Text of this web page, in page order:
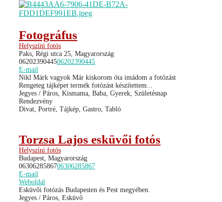
Fotográfus
Helyszíni fotós
Paks, Régi utca 25, Magyarország
0620239044506202390445
E-mail
Nikl Márk vagyok Már kiskorom óta imádom a fotózást
Rengeteg tájképet termék fotózást készítettem...
Jegyes / Páros, Kismama, Baba, Gyerek, Születésnap
Rendezvény
Divat, Portré, Tájkép, Gastro, Tabló
Torzsa Lajos esküvői fotós
Helyszíni fotós
Budapest, Magyarország
0630628586706306285867
E-mail
Weboldal
Esküvői fotózás Budapesten és Pest megyében.
Jegyes / Páros, Esküvő